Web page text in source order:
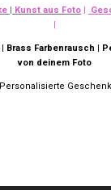
| Kunst aus Foto |
|
Brass Farbenrausch |
von deinem Foto